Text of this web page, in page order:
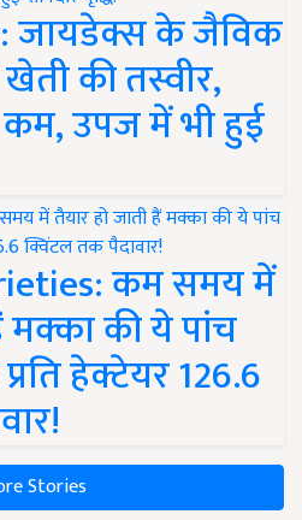
जायडेक्स के जैविक
की तस्वीर,
उपज में भी हुई
कम समय में
मक्का की ये पांच
हेक्टेयर 126.6
Stories